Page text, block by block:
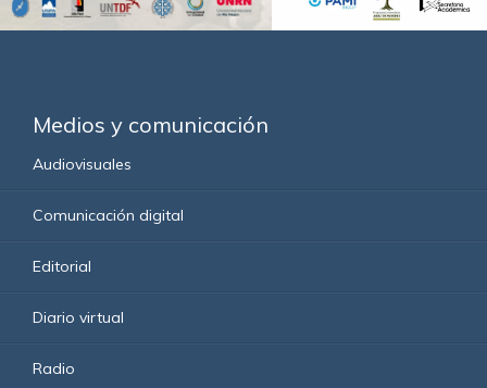
Medios y comunicación
Audiovisuales
Comunicación digital
Editorial
Diario virtual
Radio